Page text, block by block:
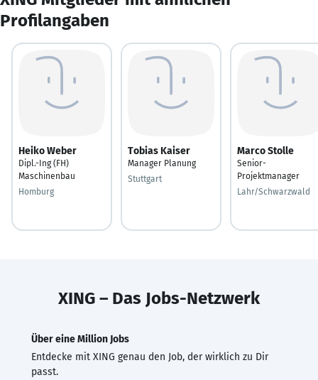
Profilangaben
Heiko Weber
Dipl.-Ing (FH)
Maschinenbau
Homburg
Tobias Kaiser
Manager Planung
Stuttgart
Marco Stolle
Senior-
Projektmanager
Lahr/Schwarzwald
XING – Das Jobs-Netzwerk
Über eine Million Jobs
Entdecke mit XING genau den Job, der wirklich zu Dir
passt.